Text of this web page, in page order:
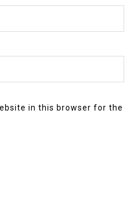
in this browser for the